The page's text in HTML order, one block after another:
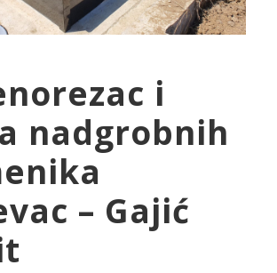
i
nadgrobnih
– Gajić